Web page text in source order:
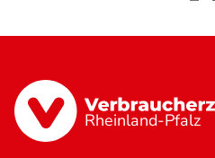
Rheinland-Pfalz